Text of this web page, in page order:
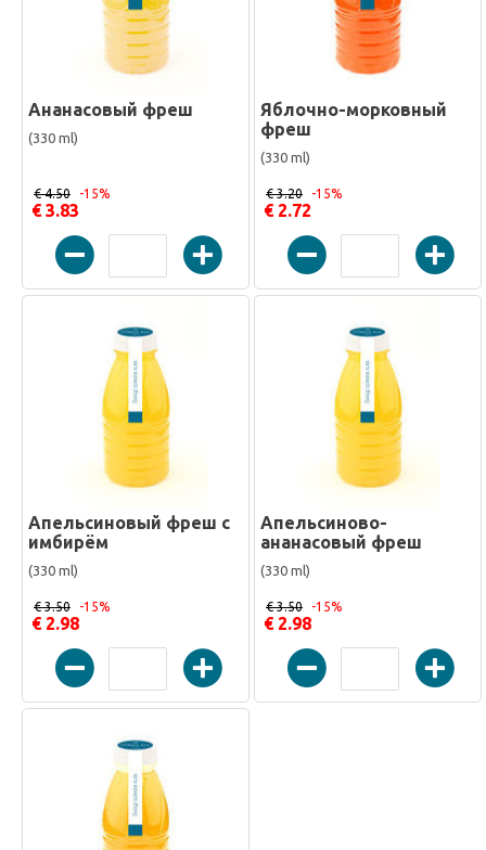
Ананасовый фреш
(330 ml)
€ 3.83
€ 4.50 -15%
Яблочно-морковный
фреш
(330 ml)
€ 2.72
€ 3.20 -15%
Апельсиновый фреш с
имбирём
(330 ml)
€ 2.98
€ 3.50 -15%
Апельсиново-
ананасовый фреш
(330 ml)
€ 2.98
€ 3.50 -15%